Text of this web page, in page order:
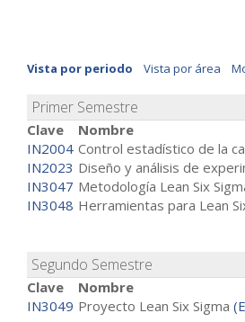
Vista por periodo Vista por área
Primer Semestre
Clave
Nombre
IN2004 Control estadístico de la
IN2023 Diseño y análisis de
IN3047 Metodología Lean Six
IN3048 Herramientas para Lean
Segundo Semestre
Clave
Nombre
IN3049 Proyecto Lean Six Sigma